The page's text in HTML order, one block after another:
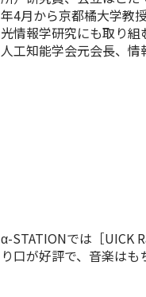
年4月から京都橘大学教
光情報学研究にも取り組
人工知能学会元会長、情
α-STATIONでは［UICK
り口が好評で、音楽はも